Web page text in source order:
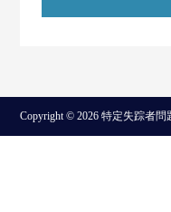
Copyright © 2026 特定失踪者問